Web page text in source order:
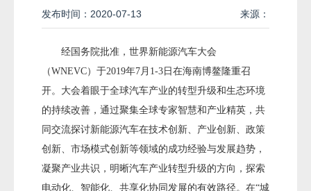
发布时间： 2020-07-13 来源：
经国务院批准，世界新能源汽车大会
（WNEVC）于2019年7月1-3日在海南博鳌隆重召
开。大会着眼于全球汽车产业的转型升级和生态环境
的持续改善，通过聚集全球专家智慧和产业精英，共
同交流探讨新能源汽车在技术创新、产业创新、政策
创新、市场模式创新等领域的成功经验与发展趋势，
凝聚产业共识，明晰汽车产业转型升级的方向，探索
电动化、智能化、共享化协同发展的有效路径。在“城